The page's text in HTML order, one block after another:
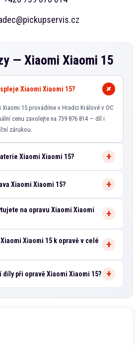
— Xiaomi Xiaomi 15
Xiaomi Xiaomi 15?
15 provádíme v Hradci Králové v OC
cenu zavolejte na 739 876 814 — díl i
zárukou.
Xiaomi Xiaomi 15?
Xiaomi Xiaomi 15?
na opravu Xiaomi Xiaomi
Xiaomi 15 k opravě v celé
při opravě Xiaomi Xiaomi 15?